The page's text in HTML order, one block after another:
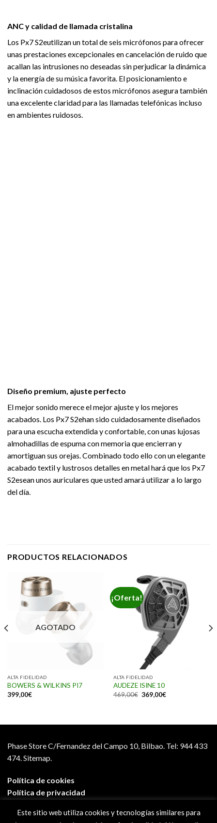
ANC y calidad de llamada cristalina
Los Px7 S2eutilizan un total de seis micrófonos para ofrecer
unas prestaciones excepcionales en cancelación de ruido que
acallan las intrusiones no deseadas sin perjudicar la dinámica
y la energía de su música favorita. El posicionamiento e
inclinación cuidadosos de estos micrófonos asegura también
una excelente claridad para las llamadas telefónicas incluso
en ambientes ruidosos.
Diseño premium, ajuste perfecto
El mejor sonido merece el mejor ajuste y los mejores
acabados. Los Px7 S2ehan sido cuidadosamente diseñados
para una escucha extendida y confortable, con unas lujosas
almohadillas de espuma con memoria que encierran y
amortiguan sus orejas. Combinado todo ello con un elegante
acabado textil y lustrosos detalles en metal hará que los Px7
S2esean unos auriculares que usted amará utilizar a lo largo
del día.
PRODUCTOS RELACIONADOS
AGOTADO
ALTA FIDELIDAD
BOWERS & WILKINS PI7
399,00€
¡Oferta!
ALTA FIDELIDAD
AUDEZE ISINE 10
469,00€ 369,00€
Phase Store C/Fernandez del Campo 10, Bilbao. Tel: 944 433
474. Sitemap.
Política de cookies
Política de privacidad
Condiciones de compra
Este sitio web utiliza cookies y tecnologías similares para